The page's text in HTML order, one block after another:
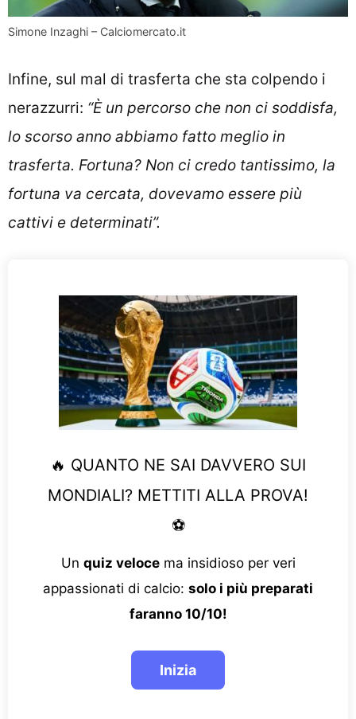
Simone Inzaghi – Calciomercato.it
Infine, sul mal di trasferta che sta colpendo i
nerazzurri: “È un percorso che non ci soddisfa,
lo scorso anno abbiamo fatto meglio in
trasferta. Fortuna? Non ci credo tantissimo, la
fortuna va cercata, dovevamo essere più
cattivi e determinati”.
🔥 QUANTO NE SAI DAVVERO SUI
MONDIALI? METTITI ALLA PROVA!
⚽
Un quiz velocema insidioso per veri
appassionati di calcio: solo i più preparati
faranno 10/10!